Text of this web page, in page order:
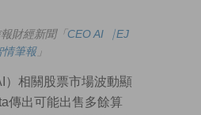
財經新聞「CEO AI⎹ EJ
筆報」
）相關股票市場波動顯
傳出可能出售多餘算